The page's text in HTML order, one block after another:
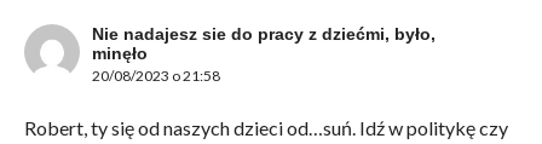
Nie nadajesz sie do pracy z dziećmi, było,
minęło
20/08/2023 o 21:58
Robert, ty się od naszych dzieci od…suń. Idź w politykę czy